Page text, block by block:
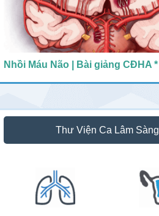
Nhồi Máu Não | Bài giảng CĐHA *
Thư Viện Ca Lâm Sàng